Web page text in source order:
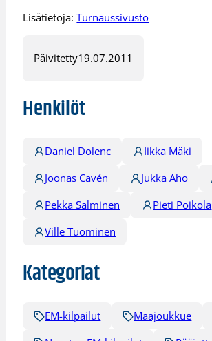
Lisätietoja:Turnaussivusto
Päivitetty19.07.2011
Henkilöt
Daniel Dolenc
Iikka Mäki
Joonas Cavén
Jukka Aho
Pekka Salminen
Pieti Poikola
Ville Tuominen
Kategoriat
EM-kilpailut Maajoukkue